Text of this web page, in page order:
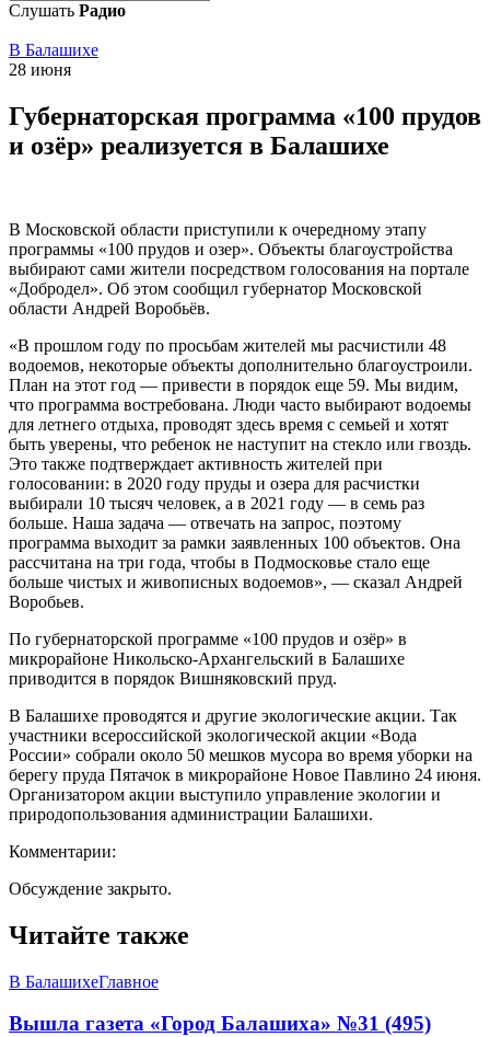
Слушать Радио
В Балашихе
28 июня
Губернаторская программа «100 прудов
и озёр» реализуется в Балашихе
В Московской области приступили к очередному этапу
программы «100 прудов и озер». Объекты благоустройства
выбирают сами жители посредством голосования на портале
«Добродел». Об этом сообщил губернатор Московской
области Андрей Воробьёв.
«В прошлом году по просьбам жителей мы расчистили 48
водоемов, некоторые объекты дополнительно благоустроили.
План на этот год — привести в порядок еще 59. Мы видим,
что программа востребована. Люди часто выбирают водоемы
для летнего отдыха, проводят здесь время с семьей и хотят
быть уверены, что ребенок не наступит на стекло или гвоздь.
Это также подтверждает активность жителей при
голосовании: в 2020 году пруды и озера для расчистки
выбирали 10 тысяч человек, а в 2021 году — в семь раз
больше. Наша задача — отвечать на запрос, поэтому
программа выходит за рамки заявленных 100 объектов. Она
рассчитана на три года, чтобы в Подмосковье стало еще
больше чистых и живописных водоемов», — сказал Андрей
Воробьев.
По губернаторской программе «100 прудов и озёр» в
микрорайоне Никольско-Архангельский в Балашихе
приводится в порядок Вишняковский пруд.
В Балашихе проводятся и другие экологические акции. Так
участники всероссийской экологической акции «Вода
России» собрали около 50 мешков мусора во время уборки на
берегу пруда Пятачок в микрорайоне Новое Павлино 24 июня.
Организатором акции выступило управление экологии и
природопользования администрации Балашихи.
Комментарии:
Обсуждение закрыто.
Читайте также
В БалашихеГлавное
Вышла газета «Город Балашиха» №31 (495)